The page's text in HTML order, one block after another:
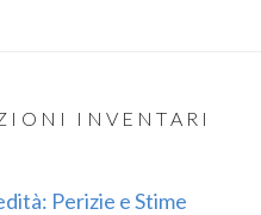
INVENTARI
Perizie e Stime